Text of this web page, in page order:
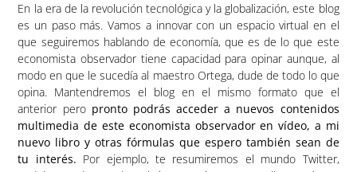
En la era de la revolución tecnológica y la globalización, este blog
es un paso más. Vamos a innovar con un espacio virtual en el
que seguiremos hablando de economía, que es de lo que este
economista observador tiene capacidad para opinar aunque, al
modo en que le sucedía al maestro Ortega, dude de todo lo que
opina. Mantendremos el blog en el mismo formato que el
anterior pero pronto podrás acceder a nuevos contenidos
multimedia de este economista observador en vídeo, a mi
nuevo libro y otras fórmulas que espero también sean de
tu interés. Por ejemplo, te resumiremos el mundo Twitter,